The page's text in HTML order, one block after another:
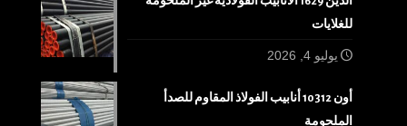
للغلايات
يوليو 4, 2026
أون 10312 أنابيب الفولاذ المقاوم للصدأ
الملحومة